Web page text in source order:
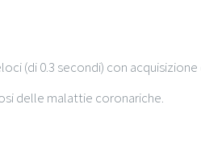
(di 0.3 secondi) con
delle malattie coronariche.